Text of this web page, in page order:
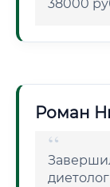
38000
Роман